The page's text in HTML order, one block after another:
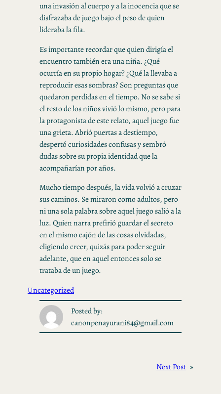
una invasión al cuerpo y a la inocencia que se
disfrazaba de juego bajo el peso de quien
lideraba la fila.
Es importante recordar que quien dirigía el
encuentro también era una niña. ¿Qué
ocurría en su propio hogar? ¿Qué la llevaba a
reproducir esas sombras? Son preguntas que
quedaron perdidas en el tiempo. No se sabe si
el resto de los niños vivió lo mismo, pero para
la protagonista de este relato, aquel juego fue
una grieta. Abrió puertas a destiempo,
despertó curiosidades confusas y sembró
dudas sobre su propia identidad que la
acompañarían por años.
Mucho tiempo después, la vida volvió a cruzar
sus caminos. Se miraron como adultos, pero
ni una sola palabra sobre aquel juego salió a la
luz. Quien narra prefirió guardar el secreto
en el mismo cajón de las cosas olvidadas,
eligiendo creer, quizás para poder seguir
adelante, que en aquel entonces solo se
trataba de un juego.
Uncategorized
Posted by:
canonpenayurani84@gmail.com
Next Post »